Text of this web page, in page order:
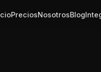
PreciosNosotrosBlog